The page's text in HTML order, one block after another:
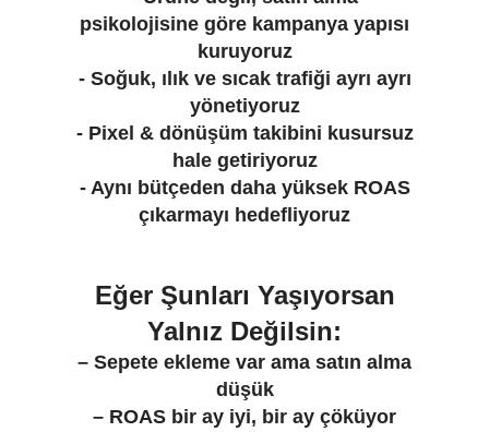
psikolojisine göre kampanya yapısı
kuruyoruz
- Soğuk, ılık ve sıcak trafiği ayrı ayrı
yönetiyoruz
- Pixel & dönüşüm takibini kusursuz
hale getiriyoruz
- Aynı bütçeden daha yüksek ROAS
çıkarmayı hedefliyoruz
Eğer Şunları Yaşıyorsan
Yalnız Değilsin:
– Sepete ekleme var ama satın alma
düşük
– ROAS bir ay iyi, bir ay çöküyor